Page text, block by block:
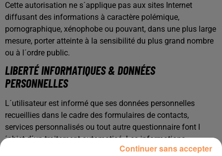
Cette autorisation ne s´applique pas aux sites Internet
diffusant des informations à caractère polémique,
pornographique, xénophobe ou pouvant, dans une plus large
mesure, porter atteinte à la sensibilité du plus grand nombre
ou à l´ordre public.
LIBERTÉ INFORMATIQUES & DONNÉES
PERSONNELLES
L´utilisateur est informé que ses données personnelles
recueillies dans le cadre des formulaires de contacts,
services personnalisés ou tout autre questionnaire font l
´objet d´un traitement automatisé. Les informations
recueillies sont tenues strictement confidentielles et sont
Continuer sans accepter